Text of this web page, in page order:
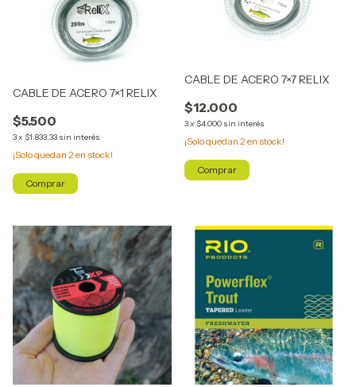
CABLE DE ACERO 7×1 RELIX
$5.500
3x $1.833,33 sin interés
¡Solo quedan 2en stock!
Comprar
CABLE DE ACERO 7×7 RELIX
$12.000
3x $4.000 sin interés
¡Solo quedan 2en stock!
Comprar